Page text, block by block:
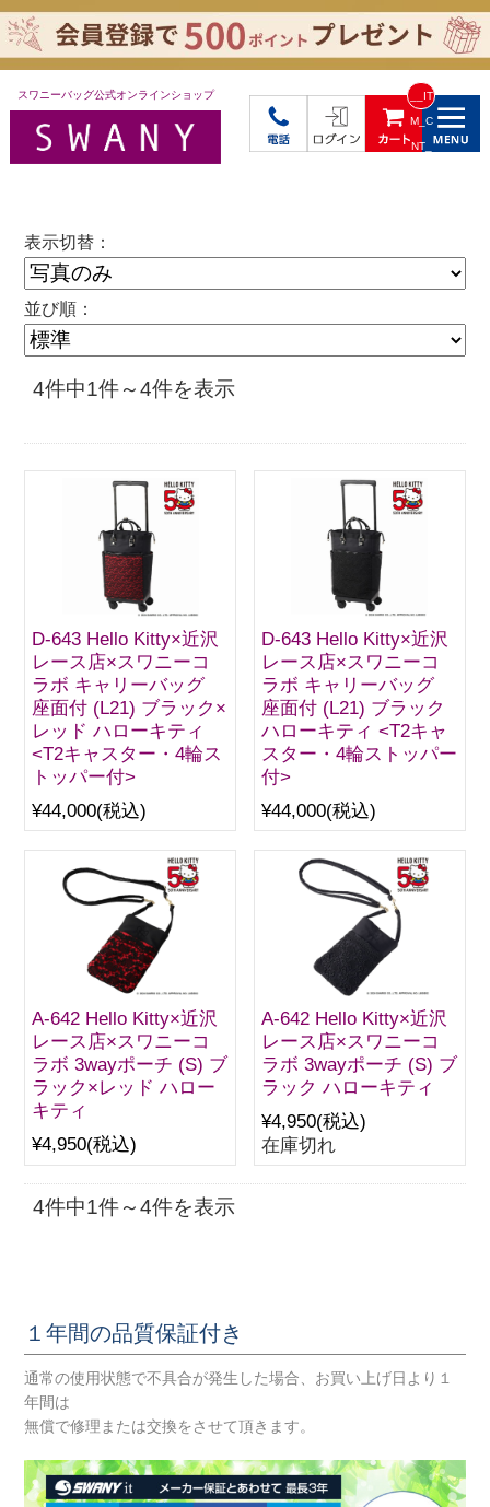
スワニーバッグ公式オンラインショップ __IT
M_C
NT_
表示切替：
並び順：
4件中1件～4件を表示
D-643 Hello Kitty×近沢
レース店×スワニーコ
ラボ キャリーバッグ
座面付 (L21) ブラック×
レッド ハローキティ
<T2キャスター・4輪ス
トッパー付>
¥44,000(税込)
D-643 Hello Kitty×近沢
レース店×スワニーコ
ラボ キャリーバッグ
座面付 (L21) ブラック
ハローキティ <T2キャ
スター・4輪ストッパー
付>
¥44,000(税込)
A-642 Hello Kitty×近沢
レース店×スワニーコ
ラボ 3wayポーチ (S) ブ
ラック×レッド ハロー
キティ
¥4,950(税込)
A-642 Hello Kitty×近沢
レース店×スワニーコ
ラボ 3wayポーチ (S) ブ
ラック ハローキティ
¥4,950(税込)
在庫切れ
4件中1件～4件を表示
１年間の品質保証付き
通常の使用状態で不具合が発生した場合、お買い上げ日より１
年間は
無償で修理または交換をさせて頂きます。